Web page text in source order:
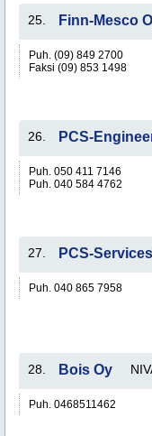
25. Finn-Mesco
Puh. (09) 849 2700
Faksi (09) 853 1498
26. PCS-
Puh. 050 411 7146
Puh. 040 584 4762
27. PCS-
Puh. 040 865 7958
28. Bois Oy
Puh. 0468511462